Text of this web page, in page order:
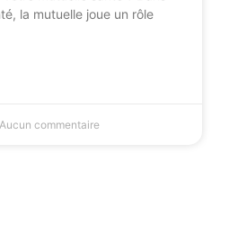
la mutuelle joue un rôle
Aucun commentaire